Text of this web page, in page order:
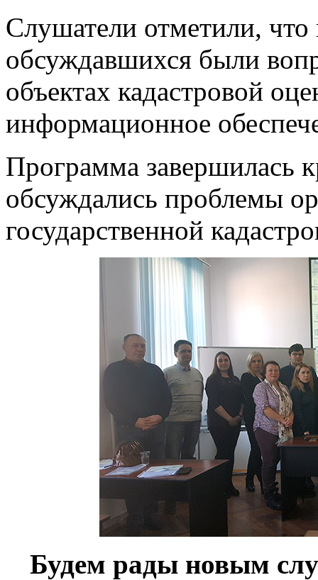
Слушатели отметили,
обсуждавшихся были
объектах кадастровой
информационное
Программа завершилась
обсуждались проблемы
государственной
Будем рады новым